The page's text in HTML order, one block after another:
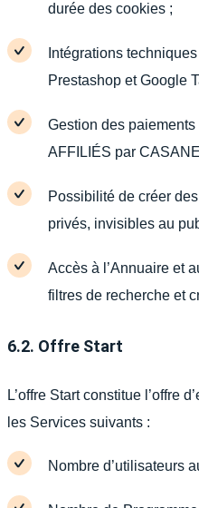
durée des cookies ;
Intégrations
Prestashop et Google
Gestion des
AFFILIÉS par
Possibilité de créer
privés, invisibles au
Accès à l’Annuaire et
filtres de recherche et
6.2. Offre Start
L’offre Start constitue l’offre
les Services suivants :
Nombre d’utilisateurs